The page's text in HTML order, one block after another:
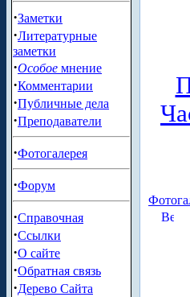
·Заметки
·Литературные
заметки
·Особое мнение
·Комментарии
·Публичные дела
·Преподаватели
·Фотогалерея
·Форум
·Справочная
·Ссылки
·О сайте
·Обратная связь
·Дерево Сайта